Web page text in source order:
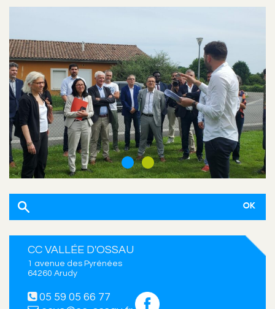
CC VALLÉE D'OSSAU
1 avenue des Pyrénées
64260 Arudy
05 59 05 66 77